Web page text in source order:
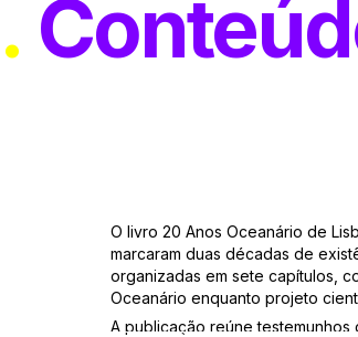
O livro 20 Anos Oceanário de
marcaram duas décadas de
organizadas em sete capítulos,
Oceanário enquanto projeto
A publicação reúne